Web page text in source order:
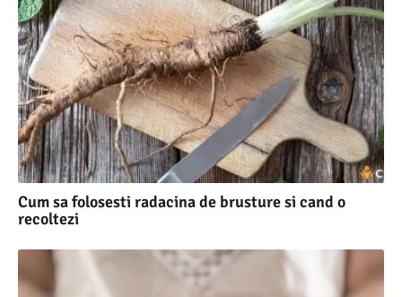
Cum sa folosesti radacina de brusture si cand o
recoltezi